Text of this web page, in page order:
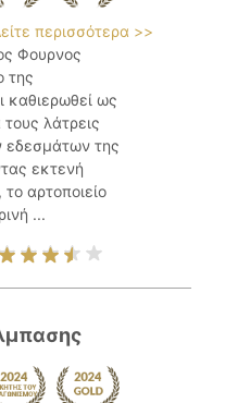
περισσότερα >>
Φουρνος
της
καθιερωθεί ως
λάτρεις
της
εκτενή
αρτοποιείο
...